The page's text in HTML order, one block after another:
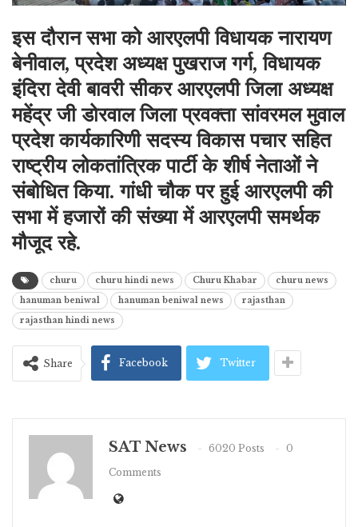
इस दौरान सभा को आरएलपी विधायक नारायण
बेनीवाल, प्रदेश अध्यक्ष पुखराज गर्ग, विधायक
इंदिरा देवी बावरी सीकर आरएलपी जिला अध्यक्ष
महेंद्र जी डोरवाल जिला प्रवक्ता सांवरमल मुवाल
प्रदेश कार्यकारिणी सदस्य विकास पचार सहित
राष्ट्रीय लोकतांत्रिक पार्टी के शीर्ष नेताओं ने
संबोधित किया. गांधी चौक पर हुई आरएलपी की
सभा में हजारों की संख्या में आरएलपी समर्थक
मौजूद रहे.
churu churu hindi news Churu Khabar
churu news
hanuman beniwal
hanuman beniwal news
rajasthan
rajasthan hindi news
Share Facebook Twitter
SAT News 6020 Posts
0
Comments